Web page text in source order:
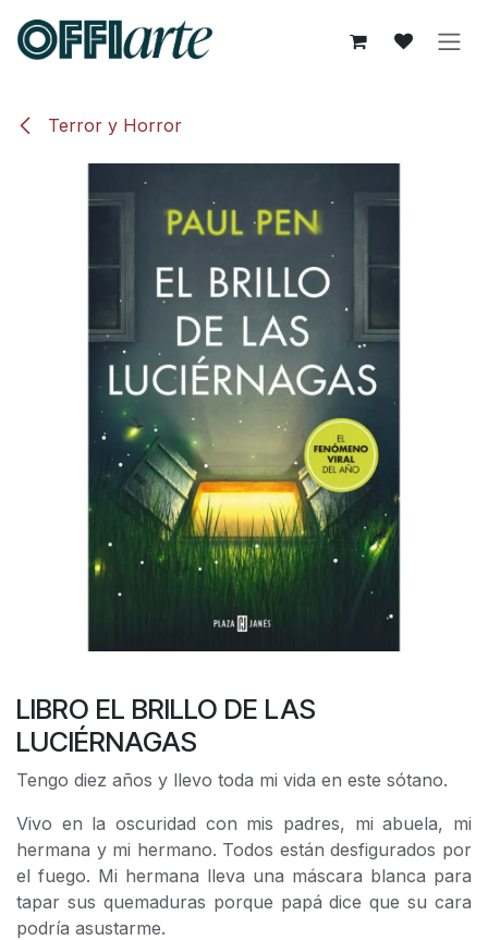
Terror y Horror
LIBRO EL BRILLO DE LAS
LUCIÉRNAGAS
Tengo diez años y llevo toda mi vida en este sótano.
Vivo en la oscuridad con mis padres, mi abuela, mi
hermana y mi hermano. Todos están desfigurados por
el fuego. Mi hermana lleva una máscara blanca para
tapar sus quemaduras porque papá dice que su cara
podría asustarme.